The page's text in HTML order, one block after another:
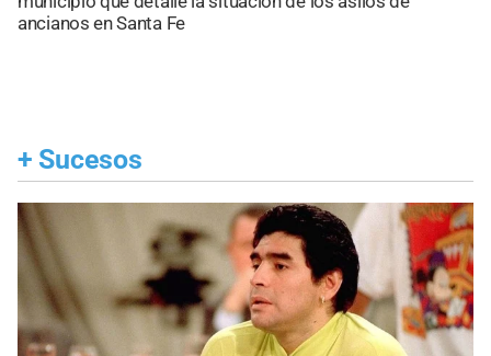
ancianos en Santa Fe
+ Sucesos